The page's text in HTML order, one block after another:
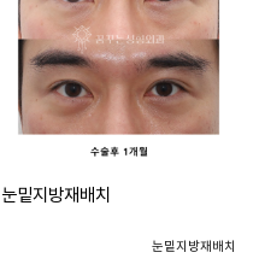
눈밑지방재배치
눈밑지방재배치